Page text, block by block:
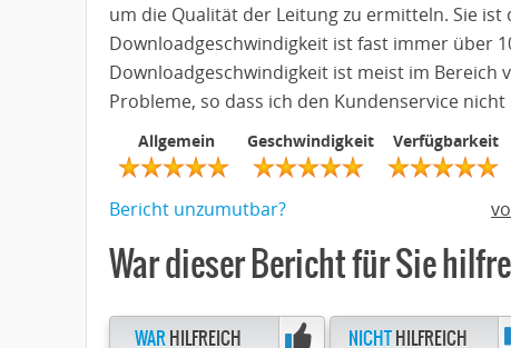
um die Qualität der Leitung zu ermitteln. Sie
Downloadgeschwindigkeit ist fast immer über
Downloadgeschwindigkeit ist meist im Bereich
Probleme, so dass ich den Kundenservice
Allgemein Geschwindigkeit Verfügbarkeit
Bericht unzumutbar?
War dieser Bericht für Sie
WAR HILFREICH NICHTHILFREICH